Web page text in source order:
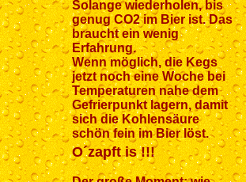
Solange wiederholen, bis
genug CO2 im Bier ist. Das
braucht ein wenig
Erfahrung.
Wenn möglich, die Kegs
jetzt noch eine Woche bei
Temperaturen nahe dem
Gefrierpunkt lagern, damit
sich die Kohlensäure
schön fein im Bier löst.
O´zapft is !!!